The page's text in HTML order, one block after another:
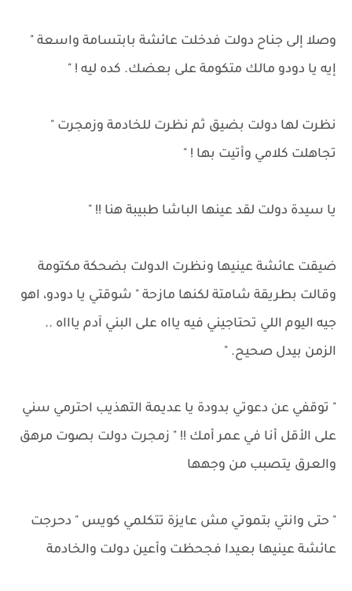
وصلا إلى جناح دولت فدخلت عائشة بابتسامة واسعة "
إيه يا دودو مالك متكومة على بعضك. كده ليه ! "
نظرت لها دولت بضيق ثم نظرت للخادمة وزمجرت "
تجاهلت كلامي وأتيت بها ! "
يا سيدة دولت لقد عينها الباشا طبيبة هنا !! "
ضيقت عائشة عينيها ونظرت الدولت بضحكة مكتومة
وقالت بطريقة شامتة لكنها مازحة " شوقتي يا دودو، اهو
جيه اليوم اللي تحتاجيني فيه يااه على البني آدم ياااه ..
الزمن بيدل صحيح. "
" توقفي عن دعوتي بدودة يا عديمة التهذيب احترمي سني
على الأقل أنا في عمر أمك !! " زمجرت دولت بصوت مرهق
والعرق يتصبب من وجهها
" حتى وانتي بتموتي مش عايزة تتكلمي كويس " دحرجت
عائشة عينيها بعيدا فجحظت وأعين دولت والخادمة